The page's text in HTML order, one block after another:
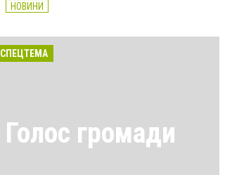
НОВИНИ
СПЕЦТЕМА
Голос громади